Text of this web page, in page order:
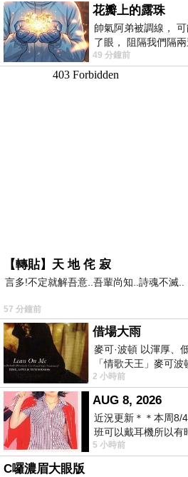
花瓣上的露珠
帥氣阿弟被調線，
了眼， 阻隔我們隔
什麼顏色衣服， 不經
49 分鐘前
【轉貼】天 地 侘 寂
言多!不定就解吾意..吾輩尚知..詩魂不滅..
57 分鐘前
借場大雨
麥可·波頓 以渾厚、
「情歌天王」麥可
瘤「祈禱早日康復，
2 小時前
AUG 8, 2026
近況更新＊＊本周8/
班可以戴耳機所以有
定哪天但就是一周某
5 小時前
C囉濃眉大眼版